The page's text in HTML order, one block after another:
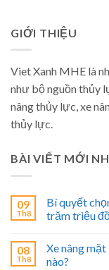
GIỚI THIỆU
Viet Xanh MHE là
như bộ nguồn thủy
nâng thủy lực, xe
thủy lực.
BÀI VIẾT MỚI
09
Th8
Bí quyết
trăm triệu
08
Th8
Xe nâng
nào?